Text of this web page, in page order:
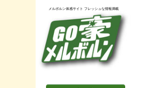
メルボルン体感サイト フレッシュな情報満載